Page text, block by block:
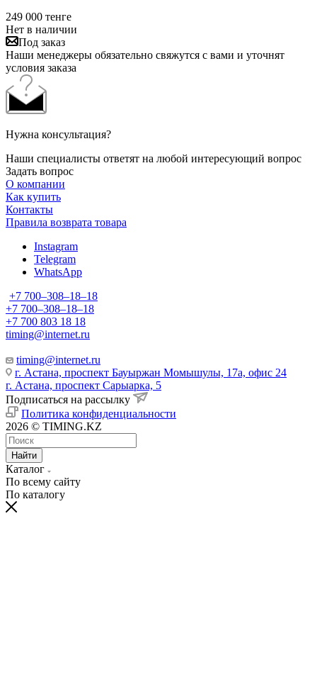
249 000 тенге
Нет в наличии
Под заказ
Наши менеджеры обязательно свяжутся с вами и уточнят
условия заказа
Нужна консультация?
Наши специалисты ответят на любой интересующий вопрос
Задать вопрос
О компании
Как купить
Контакты
Правила возврата товара
Instagram
Telegram
WhatsApp
+7 700‒308‒18‒18
+7 700‒308‒18‒18
+7 700 803 18 18
timing@internet.ru
timing@internet.ru
г. Астана, проспект Бауыржан Момышулы, 17а, офис 24
г. Астана, проспект Сарыарка, 5
Подписаться на рассылку
Политика конфиденциальности
2026 © TIMING.KZ
Найти
Каталог
По всему сайту
По каталогу